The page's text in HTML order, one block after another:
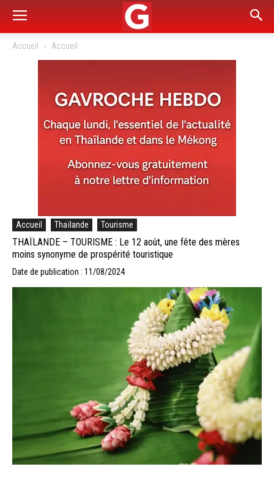
Accueil Accueil
Accueil Thaïlande Tourisme
THAÏLANDE – TOURISME : Le 12 août, une fête des mères
moins synonyme de prospérité touristique
Date de publication : 11/08/2024